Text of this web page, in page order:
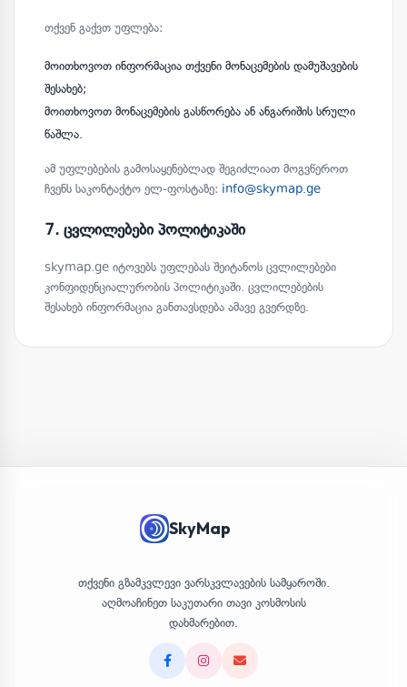
თქვენ გაქვთ უფლება:
მოითხოვოთ ინფორმაცია თქვენი მონაცემების დამუშავების
შესახებ;
მოითხოვოთ მონაცემების გასწორება ან ანგარიშის სრული
წაშლა.
ამ უფლებების გამოსაყენებლად შეგიძლიათ მოგვწეროთ
ჩვენს საკონტაქტო ელ-ფოსტაზე: info@skymap.ge
7. ცვლილებები პოლიტიკაში
skymap.ge იტოვებს უფლებას შეიტანოს ცვლილებები
კონფიდენციალურობის პოლიტიკაში. ცვლილებების
შესახებ ინფორმაცია განთავსდება ამავე გვერდზე.
SkyMap
თქვენი გზამკვლევი ვარსკვლავების სამყაროში.
აღმოაჩინეთ საკუთარი თავი კოსმოსის
დახმარებით.
FacebookInstagram
Email